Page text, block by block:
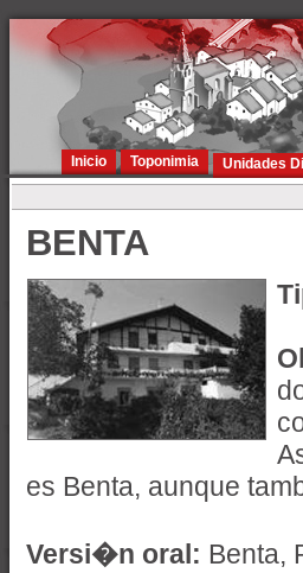
Inicio Toponimia Unidades
BENTA
es Benta, aunque
Versi�n oral: Benta,